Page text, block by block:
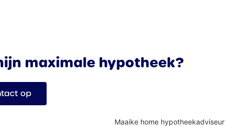
maximale hypotheek?
op